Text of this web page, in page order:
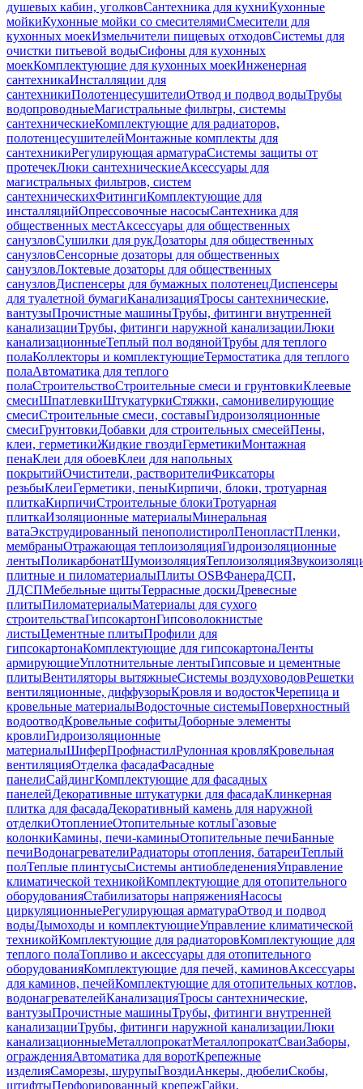
душевых кабин, уголковСантехника для кухниКухонные
мойкиКухонные мойки со смесителямиСмесители для
кухонных моекИзмельчители пищевых отходовСистемы для
очистки питьевой водыСифоны для кухонных
моекКомплектующие для кухонных моекИнженерная
сантехникаИнсталляции для
сантехникиПолотенцесушителиОтвод и подвод водыТрубы
водопроводныеМагистральные фильтры, системы
сантехническиеКомплектующие для радиаторов,
полотенцесушителейМонтажные комплекты для
сантехникиРегулирующая арматураСистемы защиты от
протечекЛюки сантехническиеАксессуары для
магистральных фильтров, систем
сантехническихФитингиКомплектующие для
инсталляцийОпрессовочные насосыСантехника для
общественных местАксессуары для общественных
санузловСушилки для рукДозаторы для общественных
санузловСенсорные дозаторы для общественных
санузловЛоктевые дозаторы для общественных
санузловДиспенсеры для бумажных полотенецДиспенсеры
для туалетной бумагиКанализацияТросы сантехнические,
вантузыПрочистные машиныТрубы, фитинги внутренней
канализацииТрубы, фитинги наружной канализацииЛюки
канализационныеТеплый пол водянойТрубы для теплого
полаКоллекторы и комплектующиеТермостатика для теплого
полаАвтоматика для теплого
полаСтроительствоСтроительные смеси и грунтовкиКлеевые
смесиШпатлевкиШтукатуркиСтяжки, самонивелирующие
смесиСтроительные смеси, составыГидроизоляционные
смесиГрунтовкиДобавки для строительных смесейПены,
клеи, герметикиЖидкие гвоздиГерметикиМонтажная
пенаКлеи для обоевКлеи для напольных
покрытийОчистители, растворителиФиксаторы
резьбыКлеиГерметики, пеныКирпичи, блоки, тротуарная
плиткаКирпичиСтроительные блокиТротуарная
плиткаИзоляционные материалыМинеральная
ватаЭкструдированный пенополистиролПенопластПленки,
мембраныОтражающая теплоизоляцияГидроизоляционные
лентыПоликарбонатШумоизоляцияТеплоизоляция
плитные и пиломатериалыПлиты OSBФанераДСП,
ЛДСПМебельные щитыТеррасные доскиДревесные
плитыПиломатериалыМатериалы для сухого
строительстваГипсокартонГипсоволокнистые
листыЦементные плитыПрофили для
гипсокартонаКомплектующие для гипсокартонаЛенты
армирующиеУплотнительные лентыГипсовые и цементные
плитыВентиляторы вытяжныеСистемы воздуховодовРешетки
вентиляционные, диффузорыКровля и водостокЧерепица и
кровельные материалыВодосточные системыПоверхностный
водоотводКровельные софитыДоборные элементы
кровлиГидроизоляционные
материалыШиферПрофнастилРулонная кровляКровельная
вентиляцияОтделка фасадаФасадные
панелиСайдингКомплектующие для фасадных
панелейДекоративные штукатурки для фасадаКлинкерная
плитка для фасадаДекоративный камень для наружной
отделкиОтоплениеОтопительные котлыГазовые
колонкиКамины, печи-каминыОтопительные печиБанные
печиВодонагревателиРадиаторы отопления, батареиТеплый
полТеплые плинтусыСистемы антиобледененияУправление
климатической техникойКомплектующие для отопительного
оборудованияСтабилизаторы напряженияНасосы
циркуляционныеРегулирующая арматураОтвод и подвод
водыДымоходы и комплектующиеУправление климатической
техникойКомплектующие для радиаторовКомплектующие для
теплого полаТопливо и аксессуары для отопительного
оборудованияКомплектующие для печей, каминовАксессуары
для каминов, печейКомплектующие для отопительных котлов,
водонагревателейКанализацияТросы сантехнические,
вантузыПрочистные машиныТрубы, фитинги внутренней
канализацииТрубы, фитинги наружной канализацииЛюки
канализационныеМеталлопрокатМеталлопрокатСваиЗаборы,
огражденияАвтоматика для воротКрепежные
изделияСаморезы, шурупыГвоздиАнкеры, дюбелиСкобы,
штифтыПерфорированный крепежГайки,